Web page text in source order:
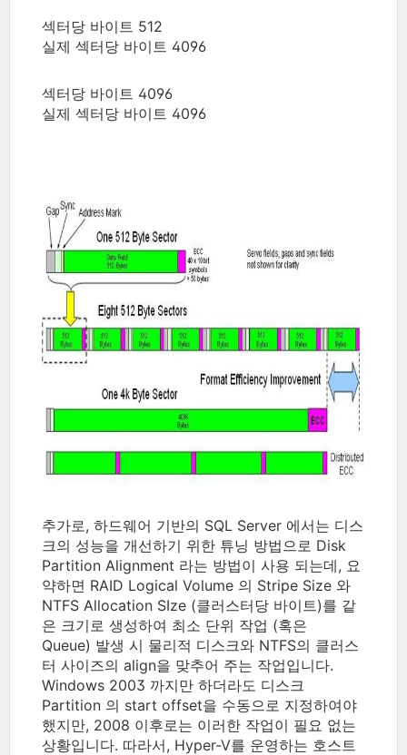
섹터당 바이트 512
실제 섹터당 바이트 4096
섹터당 바이트 4096
실제 섹터당 바이트 4096
추가로, 하드웨어 기반의 SQL Server 에서는 디스
크의 성능을 개선하기 위한 튜닝 방법으로 Disk
Partition Alignment 라는 방법이 사용 되는데, 요
약하면 RAID Logical Volume 의 Stripe Size 와
NTFS Allocation SIze (클러스터당 바이트)를 같
은 크기로 생성하여 최소 단위 작업 (혹은
Queue) 발생 시 물리적 디스크와 NTFS의 클러스
터 사이즈의 align을 맞추어 주는 작업입니다.
Windows 2003 까지만 하더라도 디스크
Partition 의 start offset을 수동으로 지정하여야
했지만, 2008 이후로는 이러한 작업이 필요 없는
상황입니다. 따라서, Hyper-V를 운영하는 호스트